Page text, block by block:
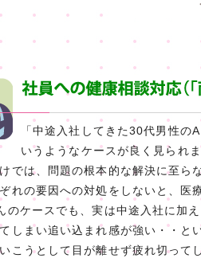
「中途入社してきた30代男性
いうようなケースが良く見られ
では、問題の根本的な解決に至ら
れの要因への対処をしないと、
のケースでも、実は中途入社に加
しまい追い込まれ感が強い・・と
こうとして目が離せず疲れ切って